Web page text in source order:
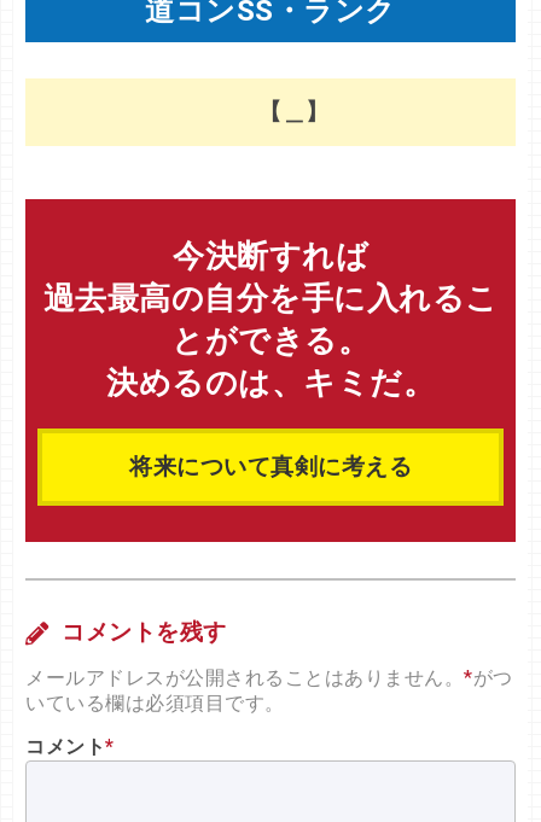
道コンSS・ランク
【＿】
今決断すれば
過去最高の自分を手に入れるこ
とができる。
決めるのは、キミだ。
将来について真剣に考える
コメントを残す
メールアドレスが公開されることはありません。*がつ
いている欄は必須項目です。
コメント*